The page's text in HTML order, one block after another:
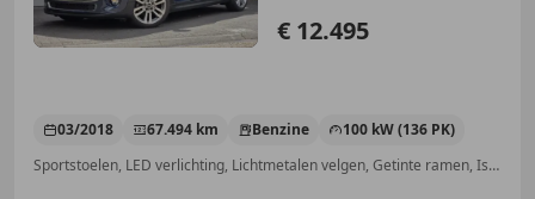
€ 12.495
03/2018 67.494 km Benzine
100 kW (136 PK)
Sportstoelen, LED verlichting, Lichtmetalen velgen, Getinte ramen, Isofix, Binnenspiegel automatisch dimmend, LED dagrijverlichting, Centrale vergrendeling